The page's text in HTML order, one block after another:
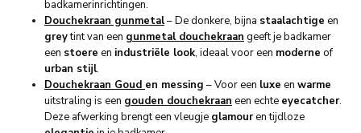
badkamerinrichtingen.
Douchekraan gunmetal–De donkere, bijna staalachtige en
greytint van een gunmetal douchekraan geeft je badkamer
een stoere en industriële look, ideaal voor een moderne of
urban stijl.
Douchekraan Goud en messing –Voor een luxe en warme
uitstraling is een gouden douchekraan een echte eyecatcher.
Deze afwerking brengt een vleugje glamouren tijdloze